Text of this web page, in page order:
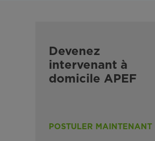
Devenez
intervenant à
domicile APEF
POSTULER MAINTENANT